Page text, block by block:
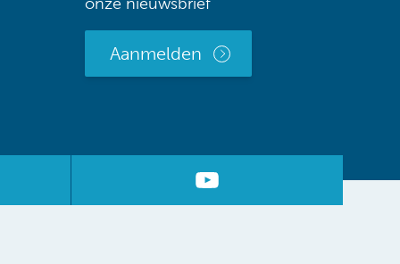
Aanmelden